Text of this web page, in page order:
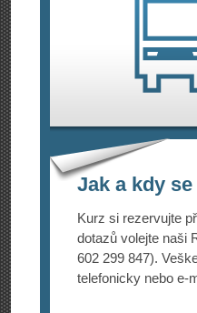
Jak a kdy
Kurz si rezervujte
dotazů volejte naši
602 299 847).
telefonicky nebo e-